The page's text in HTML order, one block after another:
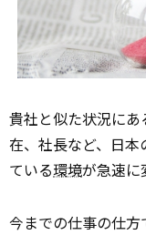
貴社と似た状況に
在、社長など、日
ている環境が急速に
今までの仕事の仕